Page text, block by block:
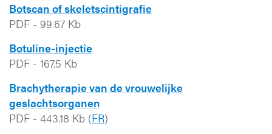
Botscan of skeletscintigrafie
PDF - 99.67 Kb
Botuline-injectie
PDF - 167.5 Kb
Brachytherapie van de vrouwelijke
geslachtsorganen
PDF - 443.18 Kb (FR)